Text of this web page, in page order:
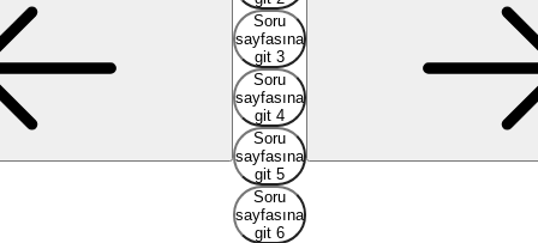
Soru
sayfasına
git 3
Soru
sayfasına
git 4
Soru
sayfasına
git 5
Soru
sayfasına
git 6